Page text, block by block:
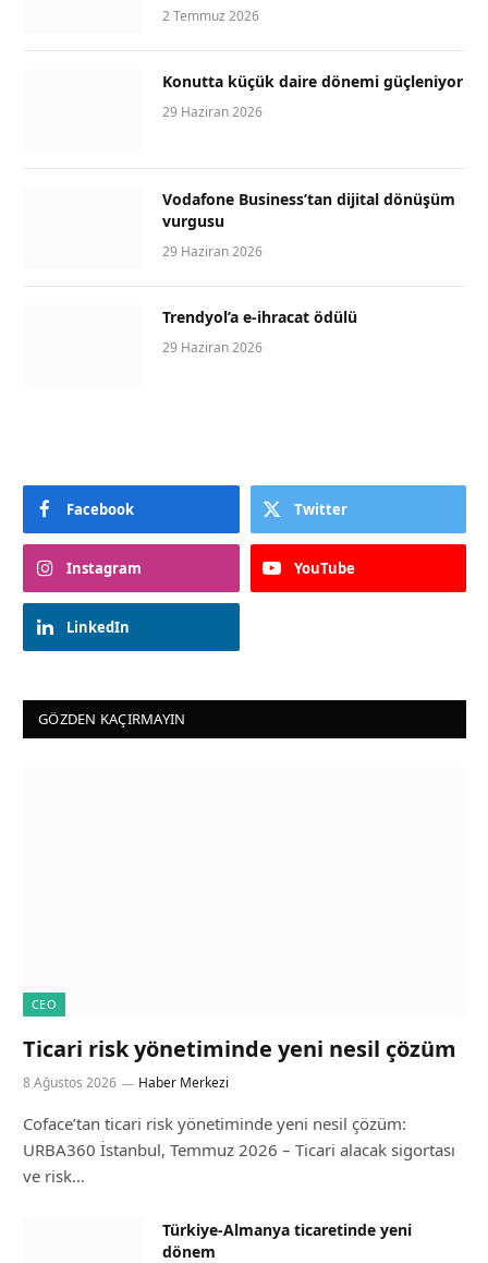
2 Temmuz 2026
Konutta küçük daire dönemi güçleniyor
29 Haziran 2026
Vodafone Business’tan dijital dönüşüm
vurgusu
29 Haziran 2026
Trendyol’a e-ihracat ödülü
29 Haziran 2026
Facebook Twitter
Instagram YouTube
LinkedIn
GÖZDEN KAÇIRMAYIN
CEO
Ticari risk yönetiminde yeni nesil çözüm
8 Ağustos 2026 Haber Merkezi
Coface’tan ticari risk yönetiminde yeni nesil çözüm:
URBA360 İstanbul, Temmuz 2026 – Ticari alacak sigortası
ve risk…
Türkiye-Almanya ticaretinde yeni
dönem